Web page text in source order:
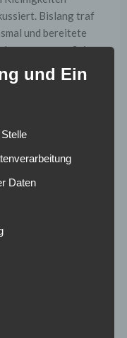
Bislang traf
und bereitete
vergangen Saison
lediglich vier
zum weiteren
glaubt fest daran
wir so
werde über die
und es auch Zeiten
und Ein
Daten